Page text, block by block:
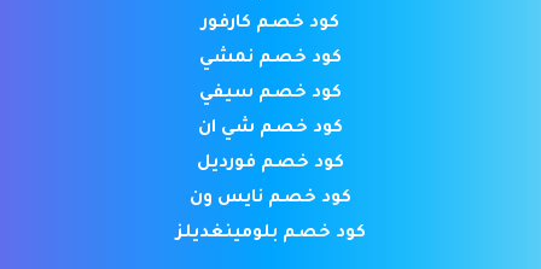
كود خصم كارفور
كود خصم نمشي
كود خصم سيفي
كود خصم شي ان
كود خصم فورديل
كود خصم نايس ون
كود خصم بلومينغديلز